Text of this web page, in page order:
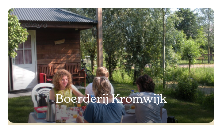
Boerderij Kromwijk